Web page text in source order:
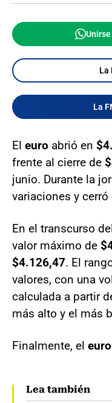
La
La
El euro abrió en
frente al cierre de
junio. Durante la
variaciones y cerró
En el transcurso
valor máximo de
$4.126,47. El
valores, con una
calculada a partir
más alto y el más
Finalmente, el euro
Lea también